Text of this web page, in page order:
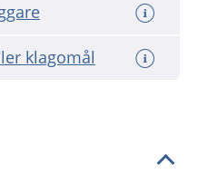
klagomål